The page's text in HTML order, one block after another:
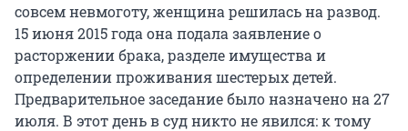
совсем невмоготу, женщина решилась на развод.
15 июня 2015 года она подала заявление о
расторжении брака, разделе имущества и
определении проживания шестерых детей.
Предварительное заседание было назначено на 27
июля. В этот день в суд никто не явился: к тому